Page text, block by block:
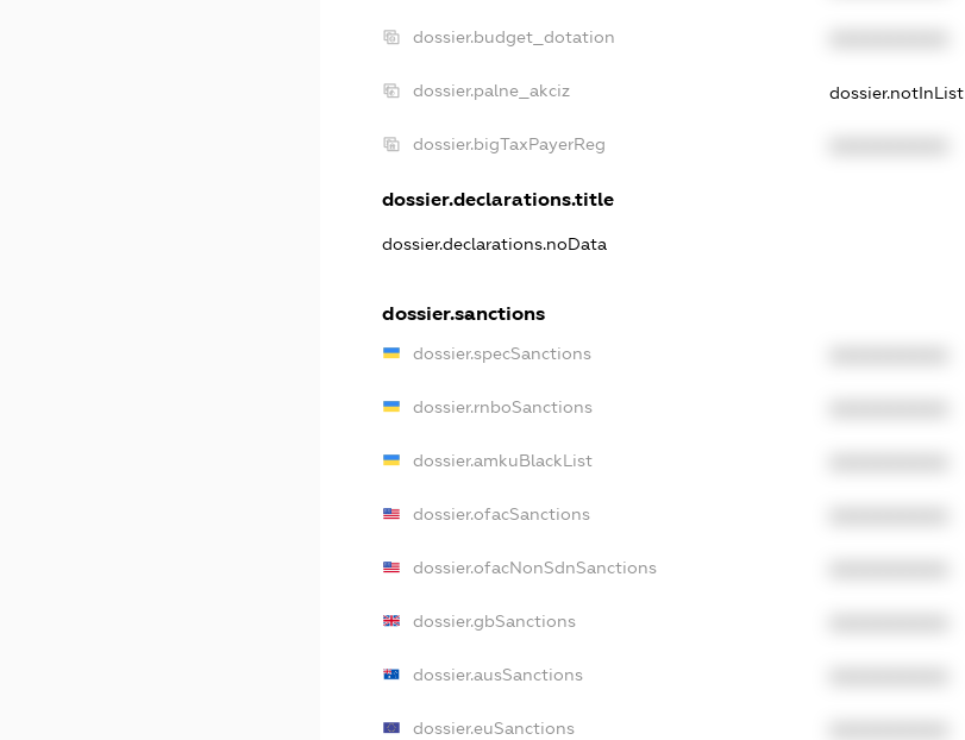
dossier.budget_dotation
dossier.palne_akciz dossier.notInList
dossier.bigTaxPayerReg
dossier.declarations.title
dossier.declarations.noData
dossier.sanctions
dossier.specSanctions
dossier.rnboSanctions
dossier.amkuBlackList
dossier.ofacSanctions
dossier.ofacNonSdnSanctions
dossier.gbSanctions
dossier.ausSanctions
dossier.euSanctions